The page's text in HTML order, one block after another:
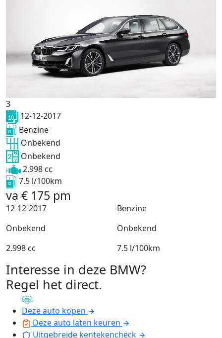
3
12-12-2017
Benzine
Onbekend
Onbekend
2.998 cc
7.5 l/100km
va € 175 pm
12-12-2017
Benzine
Onbekend
Onbekend
2.998 cc
7.5 l/100km
Interesse in deze BMW?
Regel het direct.
Deze auto kopen
Deze auto laten keuren
Uitgebreide kentekencheck